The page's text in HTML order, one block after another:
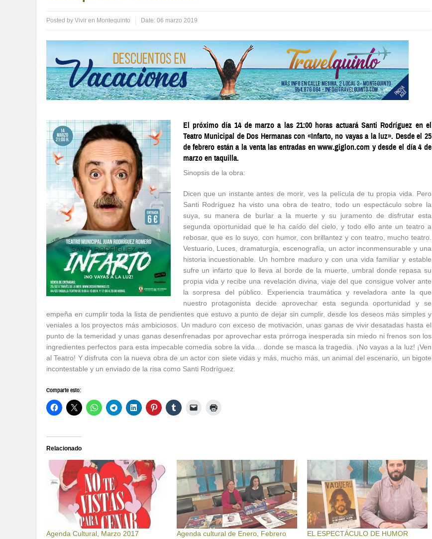
Posted by Vivir en Montequinto Date: 06 marzo 2019
El próximo día 14 de marzo a las 21:00 horas actuará Santi Rodríguez en el
Teatro Municipal de Dos Hermanas con «Infarto, no vayas a la luz». Desde el 25
de febrero están a la venta las entradas en www.giglon.com y desde el día 4 de
marzo en taquilla.
Sinopsis de la obra:
Dicen que un instante antes de morir, ves la película de tu propia vida. Pero
Santi Rodríguez ha visto una obra de teatro, todo un espectáculo sobre la
suya, su manera de burlar a la muerte y su juramento de disfrutar esta
segunda oportunidad que le ha caído del cielo, y todo ello ante un teatro a
rebosar, que es lo suyo, con humor, con brillantez y con teatro, mucho teatro.
Vestuario, Luces, dramaturgia, escenografía, un actor inconmensurable y una
historia incuestionable. Un hombre maduro y con una vida familiar y estable
sufre un infarto que lo lleva al borde de la muerte, umbral donde repasa su
propia vida y recibe una revelación divina, viaje del que consigue volver ante
la sorpresa del público. Experiencia traumática y reveladora ante la que
nuestro protagonista decide aprovechar esta segunda oportunidad y se
empeña en cumplir toda la lista de pendientes que estuvo a punto de dejar sin cumplir, desde los deseos más simples y
veniales a los proyectos más ambiciosos. Un maduro con exceso de motivación, unas ganas de vivir desatadas hasta el
punto de la temeridad y unas ganas desenfrenadas por aprovechar esta prórroga inesperada sin miedo ni frenos son los
ingredientes perfectos para esta impecable comedia sobre la vida… donde se masca la tragedia. ¡No vayas a la luz! ¡Ven
al Teatro! Y disfruta con la nueva obra de un actor con siete vidas y más, mucho más, un animal del escenario, un bigote
incontestable y un enviado de la risa como Santi Rodríguez.
Comparte esto:
Relacionado
Agenda Cultural, Marzo 2017
Agenda cultural de Enero, Febrero
EL ESPECTÁCULO DE HUMOR